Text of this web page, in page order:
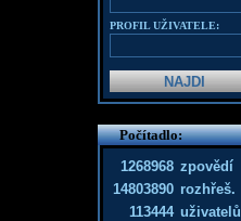
PROFIL UŽIVATELE:
Počítadlo:
1268968 zpovědí
14803890 rozhřeš.
113444 uživatelů